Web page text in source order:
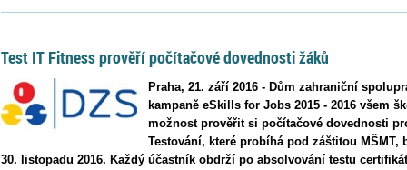
Test IT Fitness prověří počítačové dovednosti žáků
Praha, 21. září 2016 - Dům zahraniční
kampaně eSkills for Jobs 2015 - 2016 všem
možnost prověřit si počítačové dovednosti
Testování, které probíhá pod záštitou
30. listopadu 2016. Každý účastník obdrží po absolvování testu